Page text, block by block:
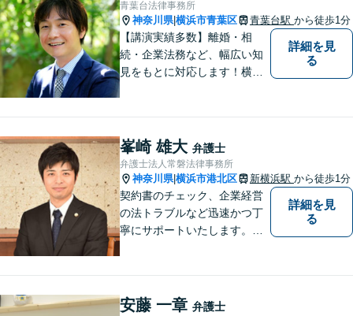
青葉台法律事務所
神奈川県|横浜市青葉区 青葉台駅 から徒歩1分
【講演実績多数】離婚・相
続・企業法務など、幅広い知
見をもとに対応します！横
り】負債総額数億円の倒産申
立ての実績あり【完全個室】
【青葉台駅1分】【複数弁護士
在籍】
詳細を見
る
峯崎 雄大 弁護士
弁護士法人常磐法律事務所
神奈川県|横浜市港北区 新横浜駅 から徒歩1分
契約書のチェック、企業経営
の法トラブルなど迅速かつ丁
寧にサポートいたします。ど
詳細を見
る
安藤 一章 弁護士